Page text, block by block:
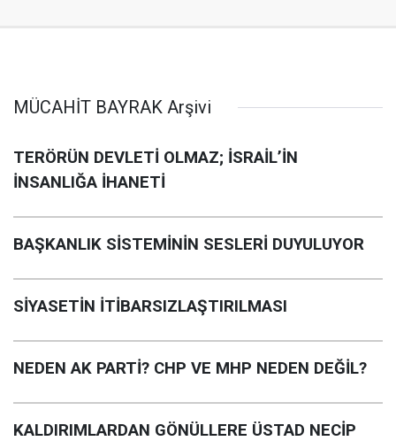
MÜCAHİT BAYRAK Arşivi
TERÖRÜN DEVLETİ OLMAZ; İSRAİL’İN
İNSANLIĞA İHANETİ
BAŞKANLIK SİSTEMİNİN SESLERİ DUYULUYOR
SİYASETİN İTİBARSIZLAŞTIRILMASI
NEDEN AK PARTİ? CHP VE MHP NEDEN DEĞİL?
KALDIRIMLARDAN GÖNÜLLERE ÜSTAD NECİP